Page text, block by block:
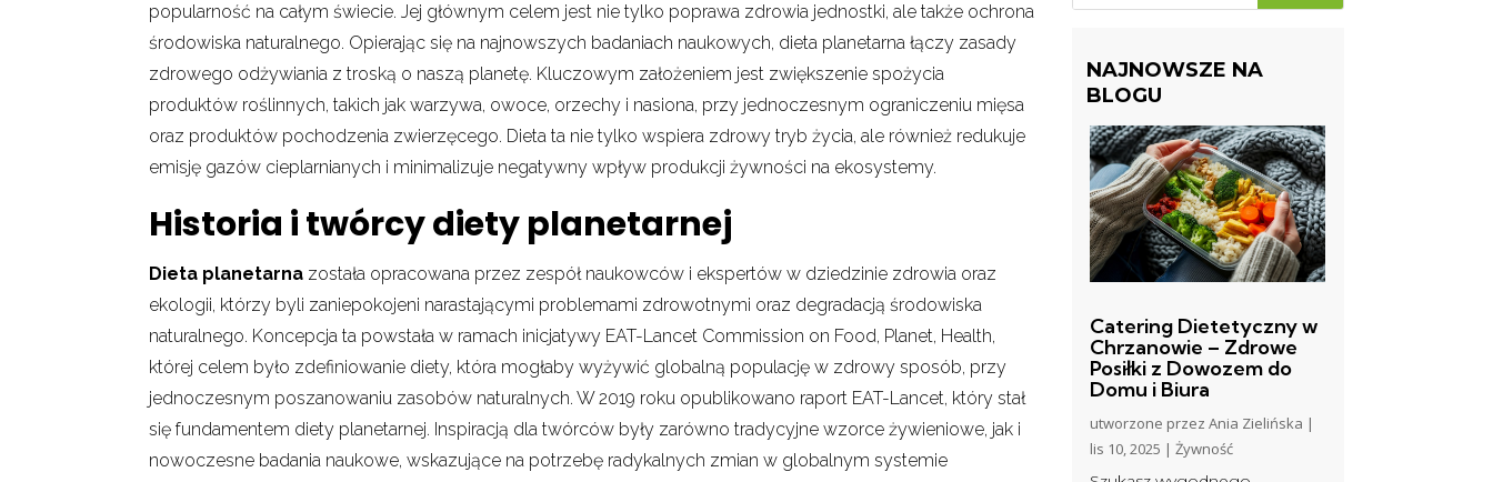
popularność na całym świecie. Jej głównym celem jest nie tylko poprawa zdrowia jednostki, ale także ochrona
środowiska naturalnego. Opierając się na najnowszych badaniach naukowych, dieta planetarna łączy zasady
zdrowego odżywiania z troską o naszą planetę. Kluczowym założeniem jest zwiększenie spożycia
produktów roślinnych, takich jak warzywa, owoce, orzechy i nasiona, przy jednoczesnym ograniczeniu mięsa
oraz produktów pochodzenia zwierzęcego. Dieta ta nie tylko wspiera zdrowy tryb życia, ale również redukuje
emisję gazów cieplarnianych i minimalizuje negatywny wpływ produkcji żywności na ekosystemy.
Historia i twórcy diety planetarnej
Dieta planetarna została opracowana przez zespół naukowców i ekspertów w dziedzinie zdrowia oraz
ekologii, którzy byli zaniepokojeni narastającymi problemami zdrowotnymi oraz degradacją środowiska
naturalnego. Koncepcja ta powstała w ramach inicjatywy EAT-Lancet Commission on Food, Planet, Health,
której celem było zdefiniowanie diety, która mogłaby wyżywić globalną populację w zdrowy sposób, przy
jednoczesnym poszanowaniu zasobów naturalnych. W 2019 roku opublikowano raport EAT-Lancet, który stał
się fundamentem diety planetarnej. Inspiracją dla twórców były zarówno tradycyjne wzorce żywieniowe, jak i
nowoczesne badania naukowe, wskazujące na potrzebę radykalnych zmian w globalnym systemie
NAJNOWSZE NA
BLOGU
Catering Dietetyczny w
Chrzanowie – Zdrowe
Posiłki z Dowozem do
Domu i Biura
utworzone przezAnia Zielińska |
lis 10, 2025 |Żywność